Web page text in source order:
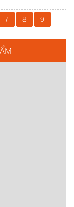
7 8
9